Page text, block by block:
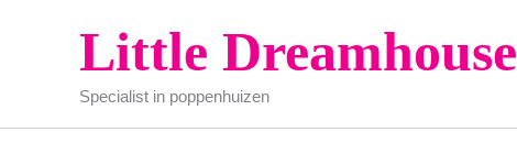
Little Dreamhouse
Specialist in poppenhuizen